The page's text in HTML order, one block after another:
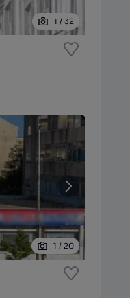
1 /32
1 / 20